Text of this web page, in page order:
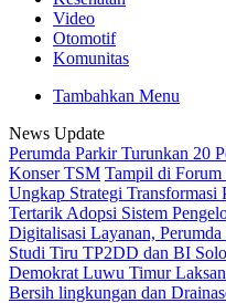
Video
Otomotif
Komunitas
Tambahkan Menu
News Update
Perumda Parkir Turunkan 20
Konser TSM Tampil di
Ungkap Strategi Transformasi
Tertarik Adopsi Sistem
Digitalisasi Layanan,
Studi Tiru TP2DD dan BI
Demokrat Luwu Timur
Bersih lingkungan dan